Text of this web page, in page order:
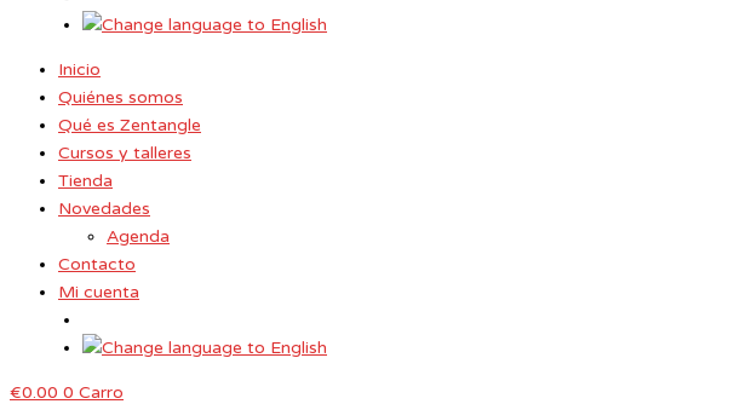
Inicio
Quiénes somos
Qué es Zentangle
Cursos y talleres
Tienda
Novedades
Agenda
Contacto
Mi cuenta
€0.00 0 Carro